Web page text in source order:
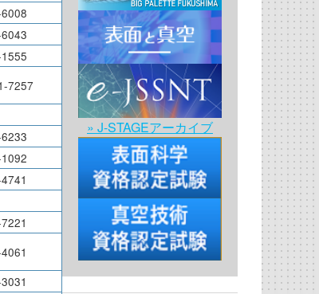
7257
» J-STAGEアーカイブ